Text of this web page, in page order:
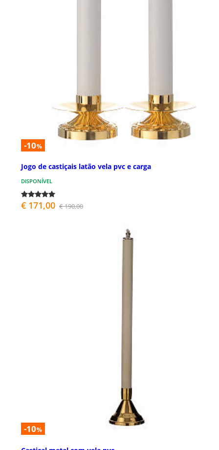
-10%
Jogo de castiçais latão vela pvc e carga
DISPONÍVEL
€ 171,00 € 190,00
-10%